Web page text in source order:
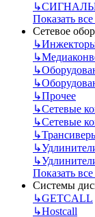
↳
Показать
Сетевое
↳
↳
↳
↳
↳Прочее
↳Сетевые
↳Сетевые
↳
↳
↳
Показать
Системы
↳GETCALL
↳Hostcall